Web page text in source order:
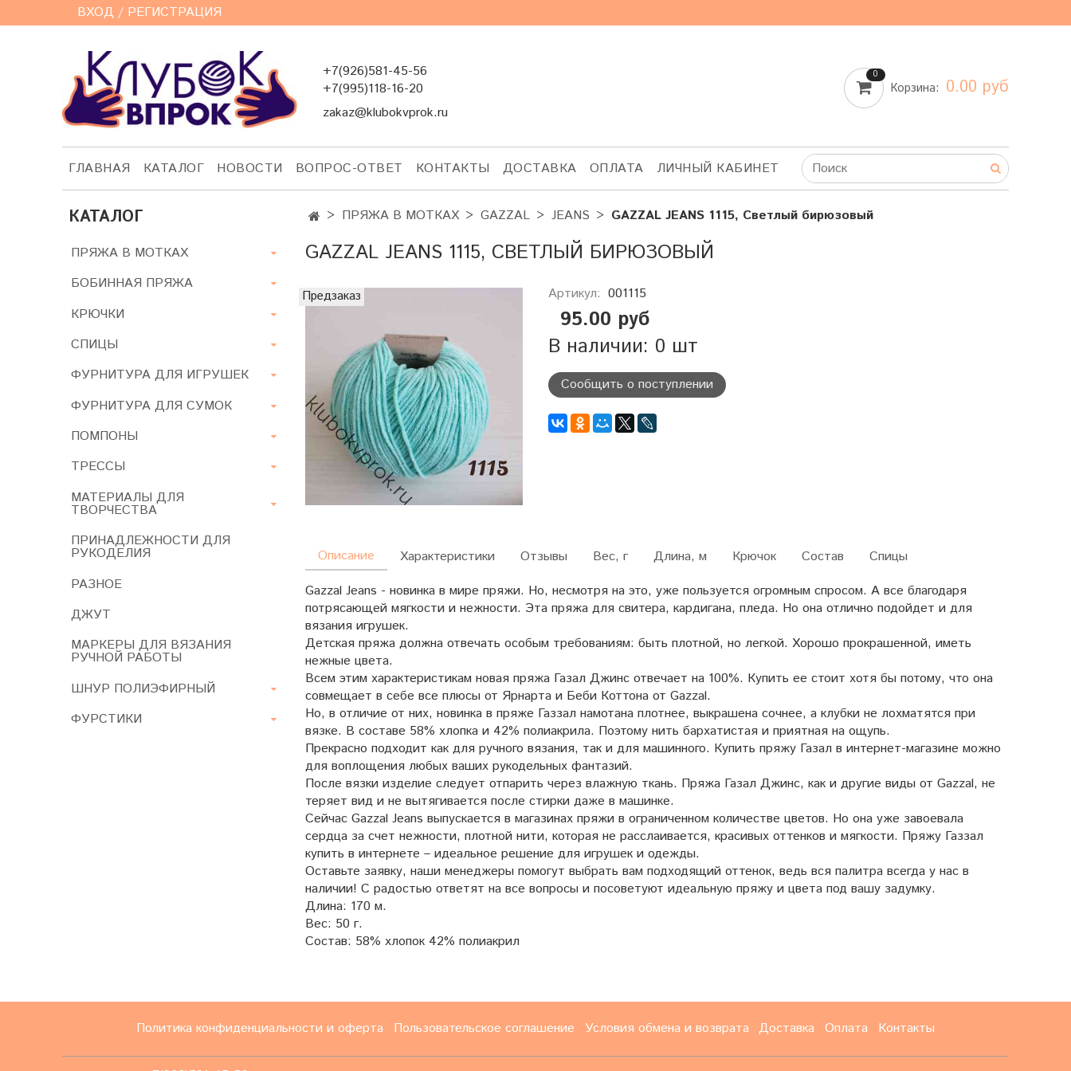
ВХОД / РЕГИСТРАЦИЯ
+7(926)581-45-56
+7(995)118-16-20
zakaz@klubokvprok.ru
0
Корзина: 0.00 руб
ГЛАВНАЯ КАТАЛОГ НОВОСТИ ВОПРОС-ОТВЕТ КОНТАКТЫ ДОСТАВКА ОПЛАТА ЛИЧНЫЙ КАБИНЕТ
ПРЯЖА В МОТКАХ GAZZAL JEANS GAZZAL JEANS 1115, Светлый бирюзовый
GAZZAL JEANS 1115, СВЕТЛЫЙ БИРЮЗОВЫЙ
Предзаказ Артикул: 001115
95.00 руб
В наличии: 0 шт
Сообщить о поступлении
Описание
Gazzal Jeans - новинка в мире пряжи. Но, несмотря на это, уже пользуется огромным спросом. А все благодаря
потрясающей мягкости и нежности. Эта пряжа для свитера, кардигана, пледа. Но она отлично подойдет и для
вязания игрушек.
Детская пряжа должна отвечать особым требованиям: быть плотной, но легкой. Хорошо прокрашенной, иметь
нежные цвета.
Всем этим характеристикам новая пряжа Газал Джинс отвечает на 100%. Купить ее стоит хотя бы потому, что она
совмещает в себе все плюсы от Ярнарта и Беби Коттона от Gazzal.
Но, в отличие от них, новинка в пряже Газзал намотана плотнее, выкрашена сочнее, а клубки не лохматятся при
вязке. В составе 58% хлопка и 42% полиакрила. Поэтому нить бархатистая и приятная на ощупь.
Прекрасно подходит как для ручного вязания, так и для машинного. Купить пряжу Газал в интернет-магазине можно
для воплощения любых ваших рукодельных фантазий.
После вязки изделие следует отпарить через влажную ткань. Пряжа Газал Джинс, как и другие виды от Gazzal, не
теряет вид и не вытягивается после стирки даже в машинке.
Сейчас Gazzal Jeans выпускается в магазинах пряжи в ограниченном количестве цветов. Но она уже завоевала
сердца за счет нежности, плотной нити, которая не расслаивается, красивых оттенков и мягкости. Пряжу Газзал
купить в интернете – идеальное решение для игрушек и одежды.
Оставьте заявку, наши менеджеры помогут выбрать вам подходящий оттенок, ведь вся палитра всегда у нас в
наличии! С радостью ответят на все вопросы и посоветуют идеальную пряжу и цвета под вашу задумку.
Длина: 170 м.
Вес: 50 г.
Состав: 58% хлопок 42% полиакрил
Характеристики Отзывы Вес, г Длина, м Крючок Состав Спицы
КАТАЛОГ
ПРЯЖА В МОТКАХ
БОБИННАЯ ПРЯЖА
КРЮЧКИ
СПИЦЫ
ФУРНИТУРА ДЛЯ ИГРУШЕК
ФУРНИТУРА ДЛЯ СУМОК
ПОМПОНЫ
ТРЕССЫ
МАТЕРИАЛЫ ДЛЯ
ТВОРЧЕСТВА
ПРИНАДЛЕЖНОСТИ ДЛЯ
РУКОДЕЛИЯ
РАЗНОЕ
ДЖУТ
МАРКЕРЫ ДЛЯ ВЯЗАНИЯ
РУЧНОЙ РАБОТЫ
ШНУР ПОЛИЭФИРНЫЙ
ФУРСТИКИ
Политика конфиденциальности и оферта Пользовательское соглашение Условия обмена и возврата Доставка Оплата Контакты